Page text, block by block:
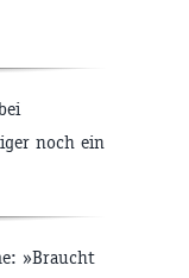
noch ein
»Braucht